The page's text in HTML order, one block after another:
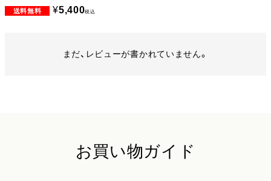
¥5,400税込
まだ、レビューが書かれていません。
お買い物ガイド